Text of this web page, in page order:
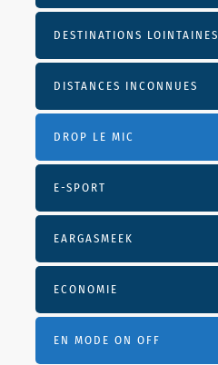
DESTINATIONS LOINTAINES
DISTANCES INCONNUES
DROP LE MIC
E-SPORT
EARGASMEEK
ECONOMIE
EN MODE ON OFF